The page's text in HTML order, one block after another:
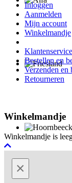
Inloggen
Aanmelden
Mijn account
Winkelmandje
Klantenservice
Bestellen en
Verzenden en
Retourneren
Winkelmandje
Winkelmandje is
×